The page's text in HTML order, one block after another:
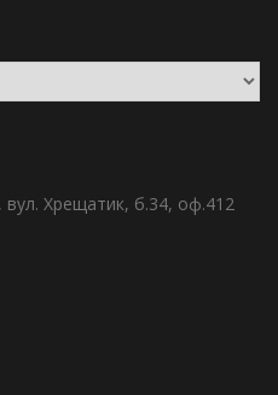
вул. Хрещатик, б.34, оф.412